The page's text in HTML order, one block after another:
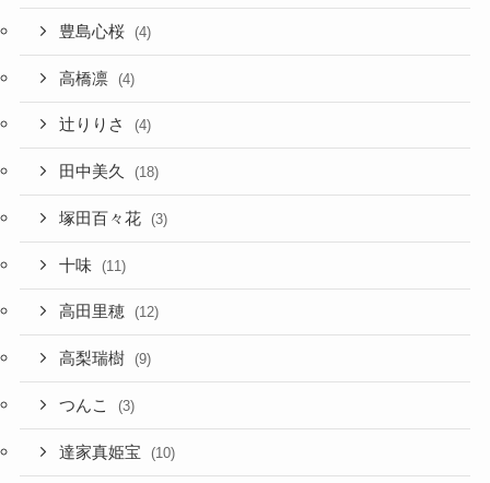
豊島心桜 (4)
高橋凛 (4)
辻りりさ (4)
田中美久 (18)
塚田百々花 (3)
十味 (11)
高田里穂 (12)
高梨瑞樹 (9)
つんこ (3)
達家真姫宝 (10)